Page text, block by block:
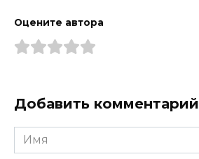
Оцените автора
Добавить комментарий
Имя
*